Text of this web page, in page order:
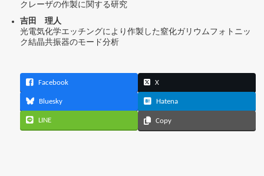
クレーザの作製に関する研究
吉田 理人
光電気化学エッチングにより作製した窒化ガリウムフォトニッ
ク結晶共振器のモード分析
Facebook X
Bluesky Hatena
LINE Copy